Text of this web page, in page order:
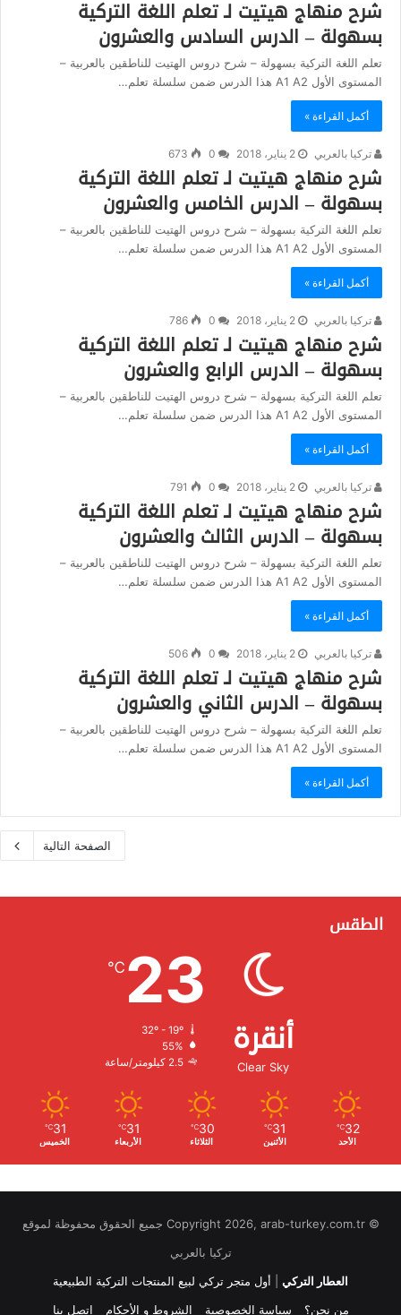
شرح منهاج هيتيت لـ تعلم اللغة التركية
بسهولة – الدرس السادس والعشرون
تعلم اللغة التركية بسهولة – شرح دروس الهتيت للناطقين بالعربية –
المستوى الأول A1 A2 هذا الدرس ضمن سلسلة تعلم…
أكمل القراءة »
تركيا بالعربي 2 يناير، 2018 673
شرح منهاج هيتيت لـ تعلم اللغة التركية
بسهولة – الدرس الخامس والعشرون
تعلم اللغة التركية بسهولة – شرح دروس الهتيت للناطقين بالعربية –
المستوى الأول A1 A2 هذا الدرس ضمن سلسلة تعلم…
أكمل القراءة »
تركيا بالعربي 2 يناير، 2018 786
شرح منهاج هيتيت لـ تعلم اللغة التركية
بسهولة – الدرس الرابع والعشرون
تعلم اللغة التركية بسهولة – شرح دروس الهتيت للناطقين بالعربية –
المستوى الأول A1 A2 هذا الدرس ضمن سلسلة تعلم…
أكمل القراءة »
تركيا بالعربي 2 يناير، 2018 791
شرح منهاج هيتيت لـ تعلم اللغة التركية
بسهولة – الدرس الثالث والعشرون
تعلم اللغة التركية بسهولة – شرح دروس الهتيت للناطقين بالعربية –
المستوى الأول A1 A2 هذا الدرس ضمن سلسلة تعلم…
أكمل القراءة »
تركيا بالعربي 2 يناير، 2018 506
شرح منهاج هيتيت لـ تعلم اللغة التركية
بسهولة – الدرس الثاني والعشرون
تعلم اللغة التركية بسهولة – شرح دروس الهتيت للناطقين بالعربية –
المستوى الأول A1 A2 هذا الدرس ضمن سلسلة تعلم…
أكمل القراءة »
الصفحة التالية
الطقس
أنقرة
Clear Sky
23
℃
32º - 19º
الرطوبة:
الرياح:2.5 كيلومتر/ساعة
32
℃
الأحد
31
℃
الأثنين
30
℃
الثلاثاء
31
℃
الأربعاء
31
℃
الخميس
© Copyright 2026, arab-turkey.com.tr جميع الحقوق محفوظة لموقع
تركيا بالعربي
العطار التركي
أول متجر تركي لبيع المنتجات التركية الطبيعية
من نحن؟
سياسة الخصوصية الشروط و الأحكام اتصل بنا